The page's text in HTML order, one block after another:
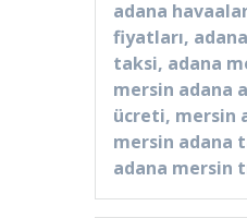
adana
fiyatları,
taksi, adana
mersin adana
ücreti, mersin
mersin adana
adana mersin